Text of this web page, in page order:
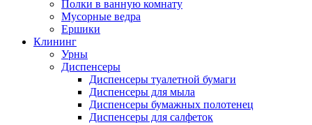
Полки в ванную комнату
Мусорные ведра
Ершики
Клининг
Урны
Диспенсеры
Диспенсеры туалетной бумаги
Диспенсеры для мыла
Диспенсеры бумажных полотенец
Диспенсеры для салфеток